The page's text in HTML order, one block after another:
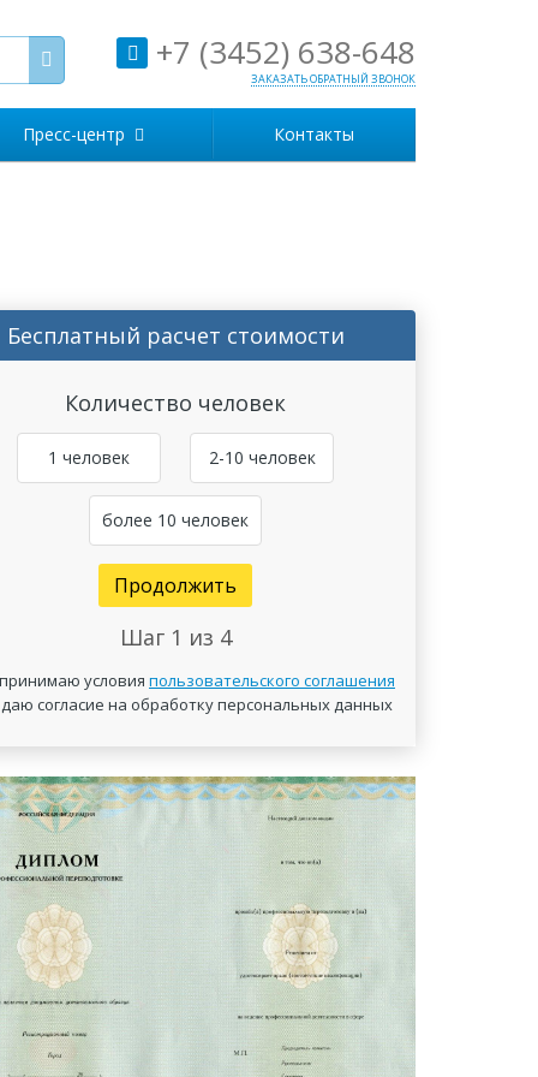
+7 (3452) 638-648
ЗАКАЗАТЬ ОБРАТНЫЙ ЗВОНОК
Пресс-центр Контакты
Бесплатный расчет стоимости
Количество человек
1 человек 2-10 человек
более 10 человек
Продолжить
Шаг 1 из 4
условия пользовательского соглашения
согласие на обработку персональных данных